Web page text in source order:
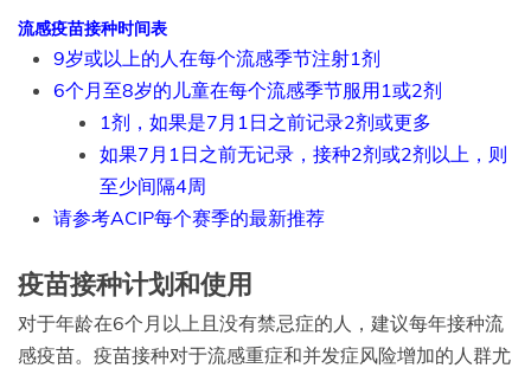
流感疫苗接种时间表
9岁或以上的人在每个流感季节注射1剂
6个月至8岁的儿童在每个流感季节服用1或2剂
1剂，如果是7月1日之前记录2剂或更多
如果7月1日之前无记录，接种2剂或2剂以上，则
至少间隔4周
请参考ACIP每个赛季的最新推荐
疫苗接种计划和使用
对于年龄在6个月以上且没有禁忌症的人，建议每年接种流
感疫苗。疫苗接种对于流感重症和并发症风险增加的人群尤